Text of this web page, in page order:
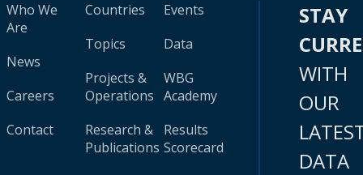
Who We
Are
News
Careers
Contact
Countries
Topics
Projects &
Operations
Research &
Publications
Events
Data
WBG
Academy
Results
Scorecard
STAY
WITH
OUR
DATA